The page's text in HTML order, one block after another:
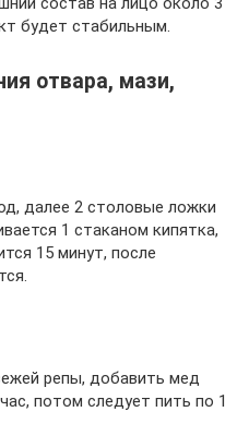
будет стабильным.
отвара, мази,
далее 2 столовые ложки
1 стаканом кипятка,
15 минут, после
репы, добавить мед
потом следует пить по 1